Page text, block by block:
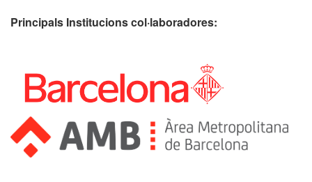
Principals Institucionscol·laboradores: